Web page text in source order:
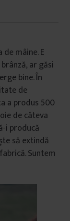
mâine. E
ar găsi
bine. În
de
a produs 500
de câteva
i producă
să extindă
Suntem